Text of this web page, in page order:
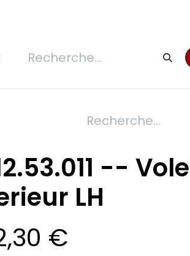
Connexion Réfection
--
LH
€